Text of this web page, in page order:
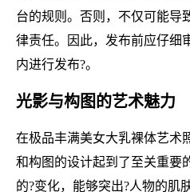
台的规则。否则，不仅可能导
律责任。因此，发布前应仔细
内进行发布?。
光影与构图的艺术魅力
在极品丰满美女大乳裸体艺术
和构图的设计起到了至关重要
的?变化，能够突出?人物的肌